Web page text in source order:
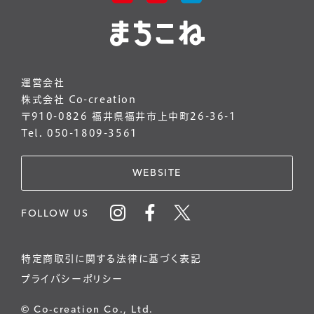
運営会社
株式会社 Co-creation
〒910-0826 福井県福井市上中町26-36-1
Tel. 050-1809-3561
WEBSITE
FOLLOW US
特定商取引に関する法律に基づく表記
プライバシーポリシー
© Co-creation Co., Ltd.